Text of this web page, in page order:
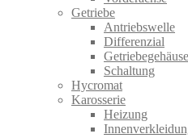
Getriebe
Antriebswelle
Differenzial
Getriebegehäuse
Schaltung
Hycromat
Karosserie
Heizung